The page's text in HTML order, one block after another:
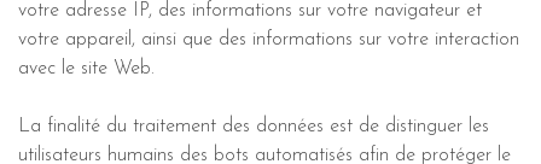
votre adresse IP, des informations sur votre navigateur et
votre appareil, ainsi que des informations sur votre interaction
avec le site Web.
La finalité du traitement des données est de distinguer les
utilisateurs humains des bots automatisés afin de protéger le